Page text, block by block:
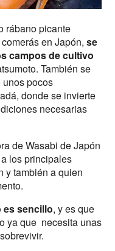
rábano picante
en Japón, se
campos de cultivo
También se
pocos
donde se invierte
necesarias
de Wasabi de Japón
los principales
y también a quien
es sencillo, y es que
ya que necesita unas